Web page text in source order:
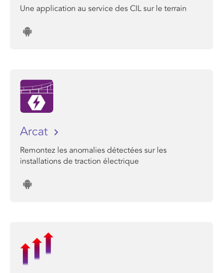
Une application au service des CIL sur le terrain
Arcat
Remontez les anomalies détectées sur les
installations de traction électrique